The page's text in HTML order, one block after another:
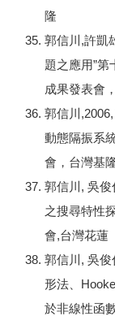
隆
郭信川,許凱
題之應用”
成果發表會
郭信川
動態隔振系
會，台灣基
郭信川, 吳俊
之搜尋特性
會,台灣花蓮
郭信川, 吳俊
形法、
於非線性函